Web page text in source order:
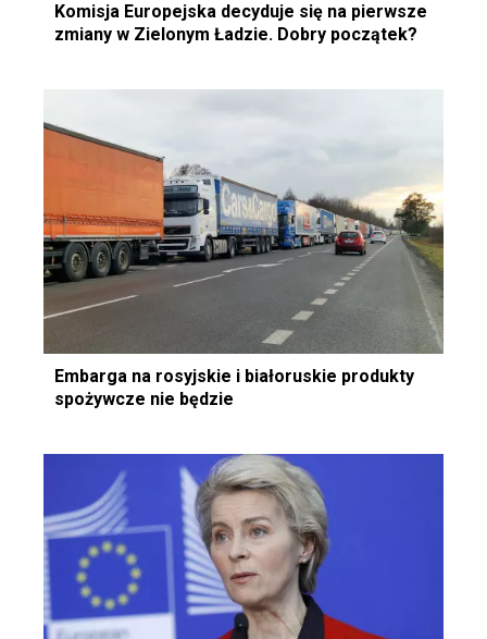
Komisja Europejska decyduje się na pierwsze
zmiany w Zielonym Ładzie. Dobry początek?
Embarga na rosyjskie i białoruskie produkty
spożywcze nie będzie